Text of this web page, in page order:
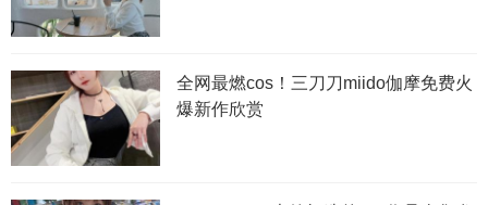
全网最燃cos！三刀刀miido伽摩免费火
爆新作欣赏